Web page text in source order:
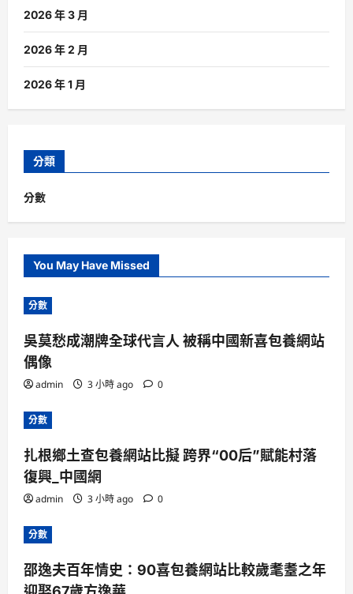
2026 年 3 月
2026 年 2 月
2026 年 1 月
分類
分數
You May Have Missed
分數
吳莫愁成潮牌全球代言人 被稱中國新喜包養網站
偶像
admin 3 小時 ago 0
分數
扎根鄉土查包養網站比擬 跨界“00后”賦能村落
復興_中國網
admin 3 小時 ago 0
分數
邵逸夫百年情史：90喜包養網站比較歲耄耋之年